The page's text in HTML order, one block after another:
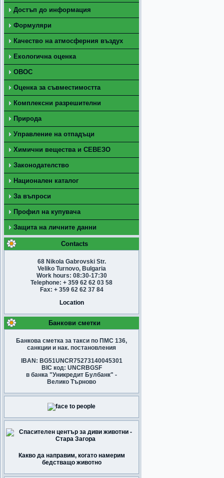
Достъп до информация
Формуляри
Качество на атмосферния въздух
Екологична оценка
ОВОС
Оценка за съвместимостта
Комплексни разрешителни
Природа
Управление на отпадъци
Химични вещества и СЕВЕЗО
Законодателство
Национален каталог
За въпроси
Профил на купувача
Защита на личните данни
Contacts
68 Nikola Gabrovski Str.
Veliko Turnovo, Bulgaria
Work hours: 08:30-17:30
Telephone: + 359 62 62 03 58
Fax: + 359 62 62 37 84
Location
Банкови сметки
Банкова сметка за такси по ПМС 136,
санкции и нак. постановления
IBAN: BG51UNCR75273140045301
BIC код: UNCRBGSF
в банка "Уникредит Булбанк" -
Велико Търново
Какво да направим, когато намерим
бедстващо животно